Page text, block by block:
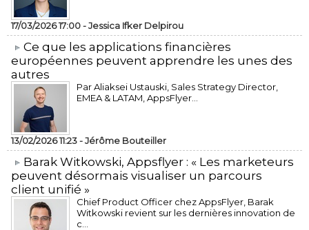
17/03/2026 17:00 -Jessica Ifker Delpirou
​Ce que les applications financières
européennes peuvent apprendre les unes des
autres
Par Aliaksei Ustauski, Sales Strategy Director,
EMEA & LATAM, AppsFlyer...
13/02/2026 11:23 -Jérôme Bouteiller
​Barak Witkowski, Appsflyer : « Les marketeurs
peuvent désormais visualiser un parcours
client unifié »
Chief Product Officer chez AppsFlyer, ​Barak
Witkowski revient sur les dernières innovation de
c...